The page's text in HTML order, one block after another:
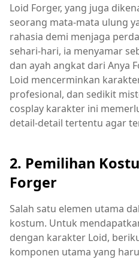
Loid Forger, yang juga
seorang mata-mata ulung
rahasia demi menjaga
sehari-hari, ia menyamar
dan ayah angkat dari Anya
Loid mencerminkan
profesional, dan sedikit
cosplay karakter ini
detail-detail tertentu agar
2. Pemilihan
Forger
Salah satu elemen utama
kostum. Untuk
dengan karakter Loid,
komponen utama yang